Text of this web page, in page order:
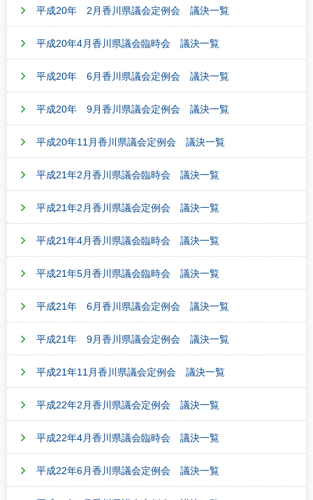
平成20年 2月香川県議会定例会 議決一覧
平成20年4月香川県議会臨時会 議決一覧
平成20年 6月香川県議会定例会 議決一覧
平成20年 9月香川県議会定例会 議決一覧
平成20年11月香川県議会定例会 議決一覧
平成21年2月香川県議会臨時会 議決一覧
平成21年2月香川県議会定例会 議決一覧
平成21年4月香川県議会臨時会 議決一覧
平成21年5月香川県議会臨時会 議決一覧
平成21年 6月香川県議会定例会 議決一覧
平成21年 9月香川県議会定例会 議決一覧
平成21年11月香川県議会定例会 議決一覧
平成22年2月香川県議会定例会 議決一覧
平成22年4月香川県議会臨時会 議決一覧
平成22年6月香川県議会定例会 議決一覧